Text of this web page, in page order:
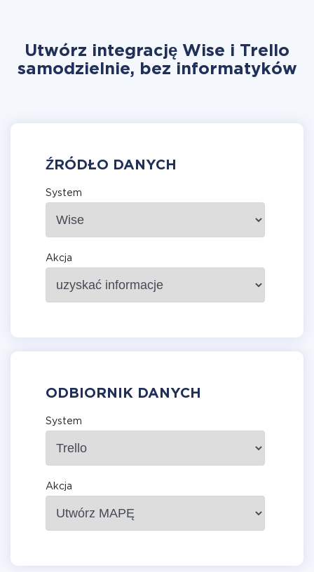
Utwórz integrację Wise i Trello
samodzielnie, bez informatyków
ŹRÓDŁO DANYCH
System
Akcja
ODBIORNIK DANYCH
System
Akcja